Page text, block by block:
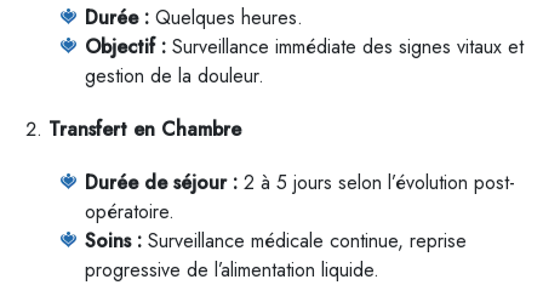
Durée : Quelques heures.
Objectif : Surveillance immédiate des signes vitaux et
gestion de la douleur.
Transfert en Chambre
Durée de séjour : 2 à 5 jours selon l’évolution post-
opératoire.
Soins : Surveillance médicale continue, reprise
progressive de l’alimentation liquide.